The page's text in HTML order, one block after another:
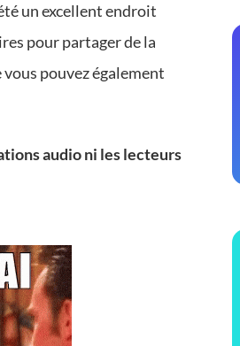
un excellent endroit
pour partager de la
pouvez également
audio ni les lecteurs